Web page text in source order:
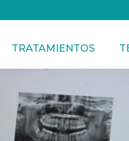
TRATAMIENTOS